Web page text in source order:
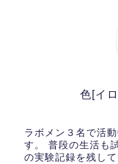
色[イ
ラボメン３名で活
す。 普段の生活も
の実験記録を残して